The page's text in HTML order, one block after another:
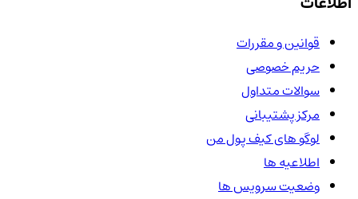
قوانین و مقررات
حریم خصوصی
سوالات متداول
مرکز پشتیبانی
لوگو های کیف پول من
اطلاعیه ها
وضعیت سرویس ها